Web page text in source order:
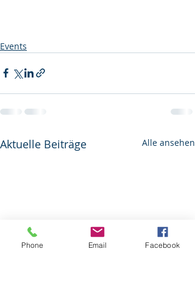
Events
Aktuelle Beiträge Alle ansehen
Phone Email Facebook